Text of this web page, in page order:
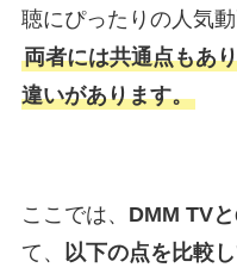
聴にぴったりの人気
両者には共通点もあ
違いがあります。
ここでは、 DMM TV
て、
以下の点を比較